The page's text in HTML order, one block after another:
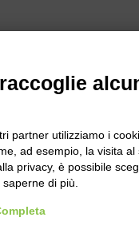
Srl
Statale 231 Alba-
San Martino 44,
partner utilizziamo i
ad esempio, la visita
privacy, è possibile
di più.